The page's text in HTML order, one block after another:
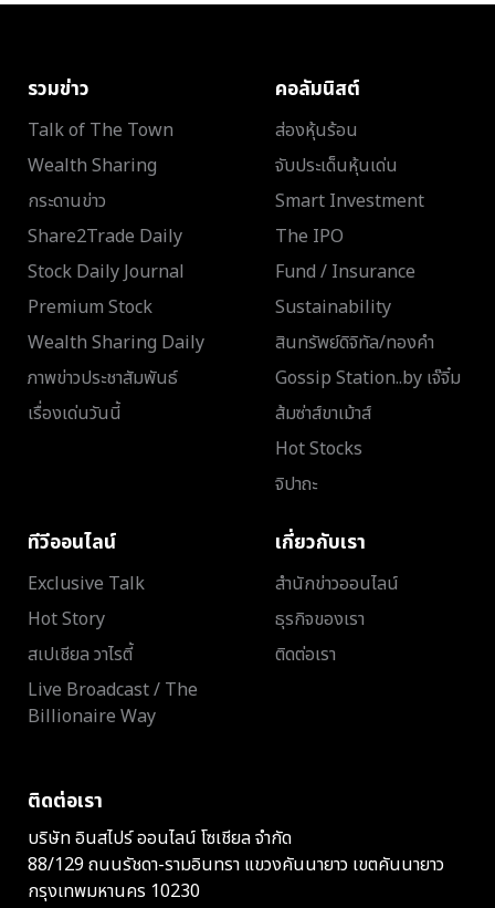
รวมข่าว
Talk of The Town
Wealth Sharing
กระดานข่าว
Share2Trade Daily
Stock Daily Journal
Premium Stock
Wealth Sharing Daily
ภาพข่าวประชาสัมพันธ์
เรื่องเด่นวันนี้
คอลัมนิสต์
ส่องหุ้นร้อน
จับประเด็นหุ้นเด่น
Smart Investment
The IPO
Fund / Insurance
Sustainability
สินทรัพย์ดิจิทัล/ทองคำ
Gossip Station..by เจ๊จิ๋ม
ส้มซ่าส์ขาเม้าส์
Hot Stocks
จิปาถะ
ทีวีออนไลน์
Exclusive Talk
Hot Story
สเปเชียล วาไรตี้
Live Broadcast / The
Billionaire Way
เกี่ยวกับเรา
สำนักข่าวออนไลน์
ธุรกิจของเรา
ติดต่อเรา
ติดต่อเรา
บริษัท อินสไปร์ ออนไลน์ โซเชียล จำกัด
88/129 ถนนรัชดา-รามอินทรา แขวงคันนายาว เขตคันนายาว
กรุงเทพมหานคร 10230